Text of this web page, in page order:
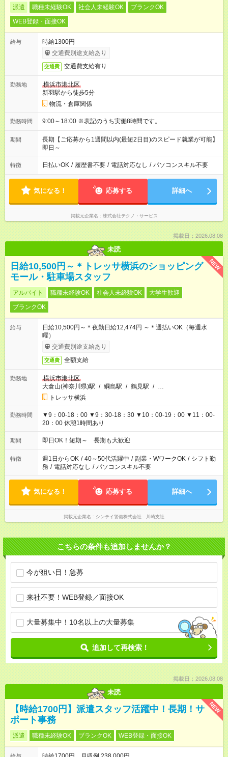
派遣 職種未経験OK 社会人未経験OK
ブランクOK
WEB登録・面接OK
給与
時給1300円
交通費別途支給あり
交通費 交通費支給有り
勤務地
横浜市港北区
新羽駅から徒歩5分
物流・倉庫関係
勤務時間 9:00～18:00 ※表記のうち実働8時間です。
期間
長期【ご応募から1週間以内(最短2日目)のスピード就業が可能】
即日～
特徴 日払いOK / 履歴書不要 / 電話対応なし / パソコンスキル不要
気になる！ 応募する 詳細へ
掲載元企業名 株式会社テクノ・サービス
掲載日：2026.08.08
未読
NEW
日給10,500円～＊トレッサ横浜のショッピング
モール・駐車場スタッフ
アルバイト 職種未経験OK 社会人未経験OK
大学生歓迎
ブランクOK
給与
日給10,500円～＊夜勤日給12,474円 ～＊週払いOK（毎週水
曜）
交通費別途支給あり
交通費 全額支給
勤務地
横浜市港北区
大倉山(神奈川県)駅 / 綱島駅 / 鶴見駅 / …
トレッサ横浜
勤務時間
▼9：00-18：00 ▼9：30-18：30 ▼10：00-19：00 ▼11：00-
20：00 休憩1時間あり
期間 即日OK！短期～ 長期も大歓迎
特徴 週1日からOK / 40～50代活躍中 / 副業・WワークOK / シフト勤
務 / 電話対応なし / パソコンスキル不要
気になる！ 応募する 詳細へ
掲載元企業名 シンテイ警備株式会社 川崎支社
こちらの条件も追加しませんか？
今が狙い目！急募
来社不要！WEB登録／面接OK
大量募集中！10名以上の大量募集
追加して再検索！
掲載日：2026.08.08
未読
NEW
【時給1700円】派遣スタッフ活躍中！長期！サ
ポート事務
派遣 職種未経験OK ブランクOK WEB登録・面接OK